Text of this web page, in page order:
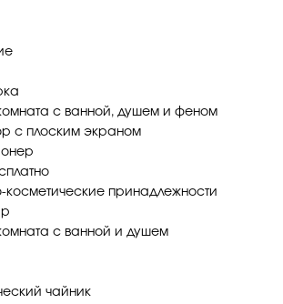
с ванной, душем и феном
с плоским экраном
косметические принадлежности
с ванной и душем
чайник